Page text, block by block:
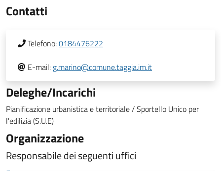
Contatti
Telefono:0184476222
E-mail: g.marino@comune.taggia.im.it
Deleghe/Incarichi
Pianificazione urbanistica e territoriale / Sportello Unico per
l'edilizia (S.U.E)
Organizzazione
Responsabile dei seguenti uffici